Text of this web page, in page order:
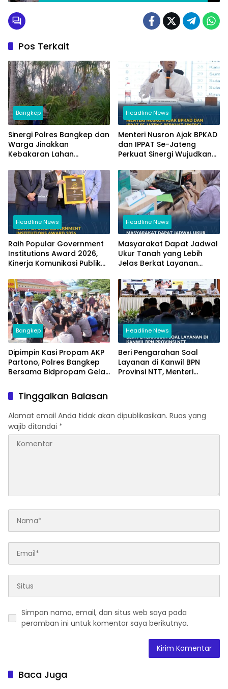
Pos Terkait
Bangkep
Sinergi Polres Bangkep dan
Warga Jinakkan
Kebakaran Lahan
Headline News
Menteri Nusron Ajak BPKAD
dan IPPAT Se-Jateng
Perkuat Sinergi Wujudkan
Pertanahan
Headline News
Raih Popular Government
Institutions Award 2026,
Kinerja Komunikasi Publik
Kembali Diakui
Headline News
Masyarakat Dapat Jadwal
Ukur Tanah yang Lebih
Jelas Berkat Layanan
Bangkep
Dipimpin Kasi Propam AKP
Partono, Polres Bangkep
Bersama Bidpropam Gelar
Headline News
Beri Pengarahan Soal
Layanan di Kanwil BPN
Provinsi NTT, Menteri
Tinggalkan Balasan
Alamat email Anda tidak akan dipublikasikan. Ruas yang
wajib ditandai *
Simpan nama, email, dan situs web saya pada
peramban ini untuk komentar saya berikutnya.
Baca Juga